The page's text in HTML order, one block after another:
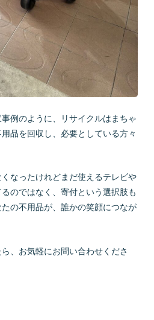
例のように、リサイクルはまちゃ
品を回収し、必要としている方々
なったけれどまだ使えるテレビや
のではなく、寄付という選択肢も
の不用品が、誰かの笑顔につなが
、お気軽にお問い合わせくださ